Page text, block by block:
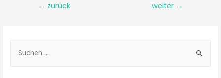
← zurück weiter →